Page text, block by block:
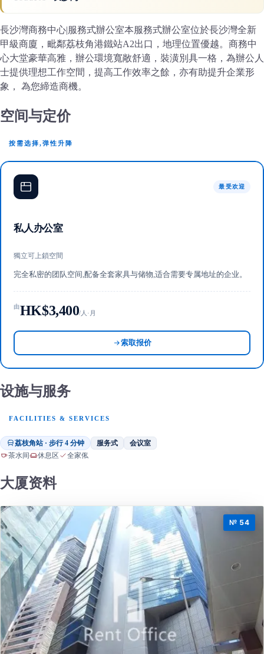
長沙灣商務中心|服務式辦公室本服務式辦公室位於長沙灣全新
甲級商廈，毗鄰荔枝角港鐵站A2出口，地理位置優越。商務中
心大堂豪華高雅，辦公環境寬敞舒適，裝潢別具一格，為辦公人
士提供理想工作空間，提高工作效率之餘，亦有助提升企業形
象， 為您締造商機。
空间与定价
按需选择,弹性升降
最受欢迎
私人办公室
獨立可上鎖空間
完全私密的团队空间,配备全套家具与储物,适合需要专属地址的企业。
由HK$3,400/人·月
索取报价
设施与服务
FACILITIES & SERVICES
荔枝角站 · 步行 4 分钟 服务式 会议室
茶水间 休息区 全家俬
大厦资料
№ 54